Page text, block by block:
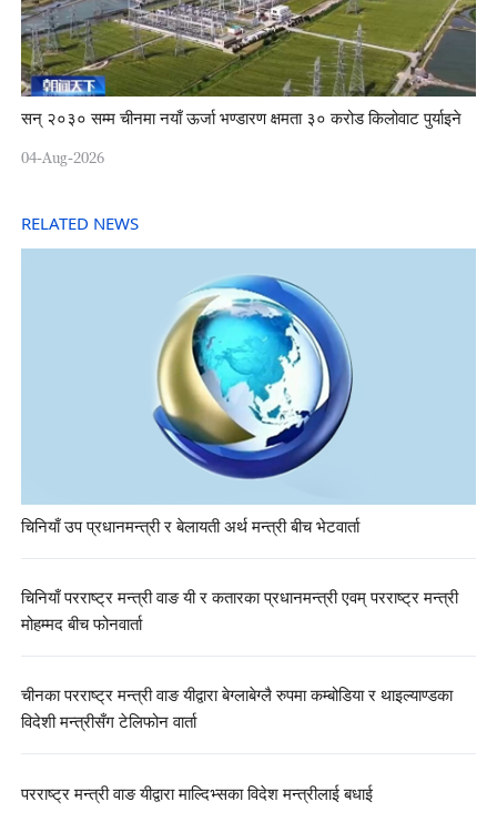
सन् २०३० सम्म चीनमा नयाँ ऊर्जा भण्डारण क्षमता ३० करोड किलोवाट पुर्याइने
04-Aug-2026
RELATED NEWS
चिनियाँ उप प्रधानमन्त्री र बेलायती अर्थ मन्त्री बीच भेटवार्ता
चिनियाँ परराष्ट्र मन्त्री वाङ यी र कतारका प्रधानमन्त्री एवम् परराष्ट्र मन्त्री
मोहम्मद बीच फोनवार्ता
चीनका परराष्ट्र मन्त्री वाङ यीद्वारा बेग्लाबेग्लै रुपमा कम्बोडिया र थाइल्याण्डका
विदेशी मन्त्रीसँग टेलिफोन वार्ता
परराष्ट्र मन्त्री वाङ यीद्वारा माल्दिभ्सका विदेश मन्त्रीलाई बधाई